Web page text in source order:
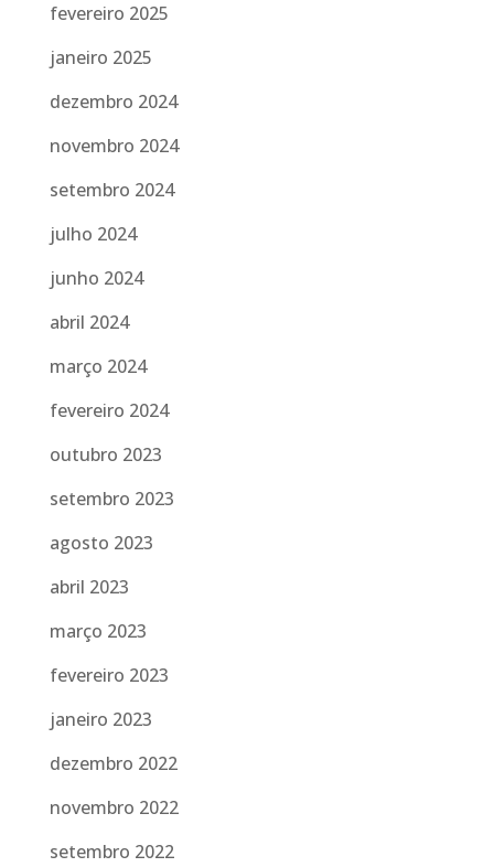
fevereiro 2025
janeiro 2025
dezembro 2024
novembro 2024
setembro 2024
julho 2024
junho 2024
abril 2024
março 2024
fevereiro 2024
outubro 2023
setembro 2023
agosto 2023
abril 2023
março 2023
fevereiro 2023
janeiro 2023
dezembro 2022
novembro 2022
setembro 2022